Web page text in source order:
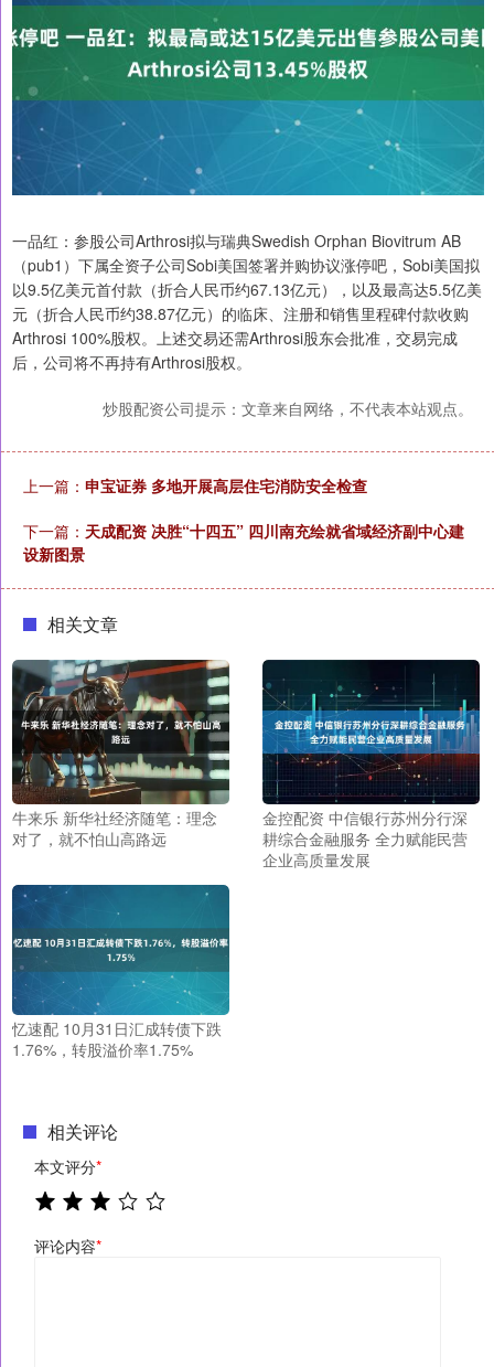
一品红：参股公司Arthrosi拟与瑞典Swedish Orphan Biovitrum AB
（pub1）下属全资子公司Sobi美国签署并购协议涨停吧，Sobi美国拟
以9.5亿美元首付款（折合人民币约67.13亿元），以及最高达5.5亿美
元（折合人民币约38.87亿元）的临床、注册和销售里程碑付款收购
Arthrosi 100%股权。上述交易还需Arthrosi股东会批准，交易完成
后，公司将不再持有Arthrosi股权。
炒股配资公司提示：文章来自网络，不代表本站观点。
上一篇： 申宝证券 多地开展高层住宅消防安全检查
下一篇： 天成配资 决胜“十四五” 四川南充绘就省域经济副中心建
设新图景
相关文章
牛来乐 新华社经济随笔：理念
对了，就不怕山高路远
金控配资 中信银行苏州分行深
耕综合金融服务 全力赋能民营
企业高质量发展
忆速配 10月31日汇成转债下跌
1.76%，转股溢价率1.75%
相关评论
本文评分*
评论内容*